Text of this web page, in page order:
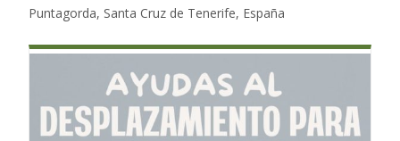
Puntagorda, Santa Cruz de Tenerife, España